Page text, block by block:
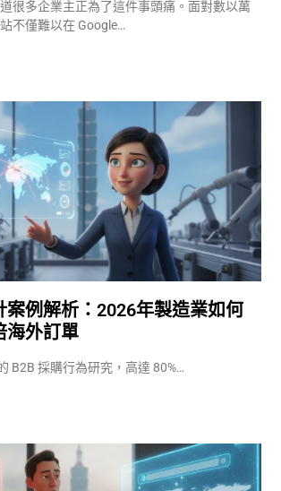
很多企業主正為了這件事頭痛。面對數以萬
不僅難以在 Google…
案例解析：2026年製造業如何
海外訂單
B2B 採購行為研究，高達 80%…